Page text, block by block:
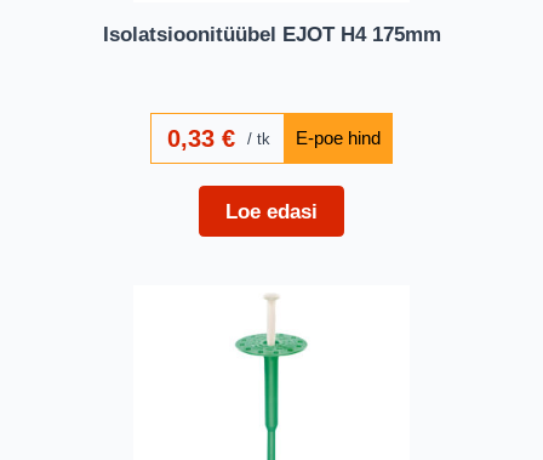
Isolatsioonitüübel EJOT H4 175mm
0,33€ tk
Loe edasi